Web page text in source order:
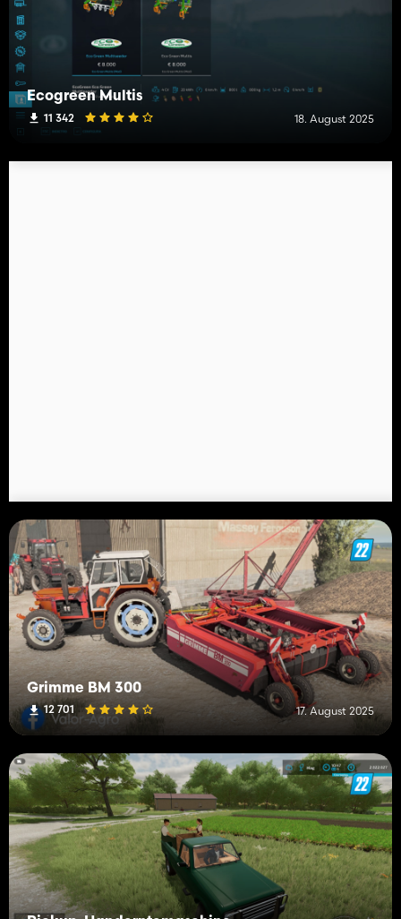
Ecogreen Multis
11 342 18. August 2025
Grimme BM 300
12 701 17. August 2025